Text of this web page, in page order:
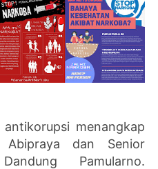
menangkap
dan Senior
Pamularno.